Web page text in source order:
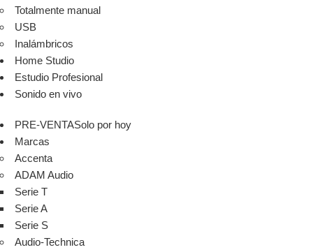
Totalmente manual
USB
Inalámbricos
Home Studio
Estudio Profesional
Sonido en vivo
PRE-VENTASolo por hoy
Marcas
Accenta
ADAM Audio
Serie T
Serie A
Serie S
Audio-Technica